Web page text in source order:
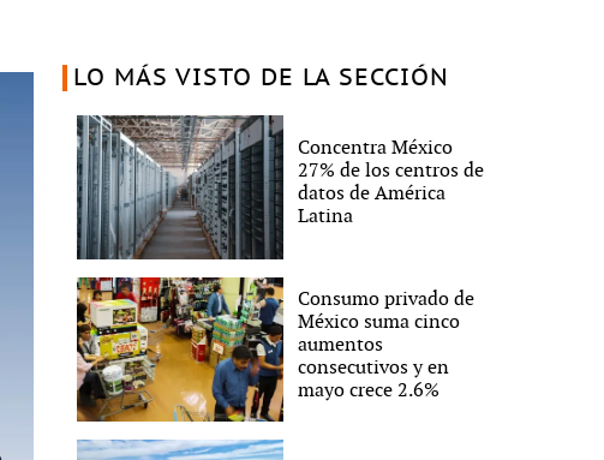
LO MÁS VISTO DE LA SECCIÓN
Concentra México
27% de los centros de
datos de América
Latina
Consumo privado de
México suma cinco
aumentos
consecutivos y en
mayo crece 2.6%